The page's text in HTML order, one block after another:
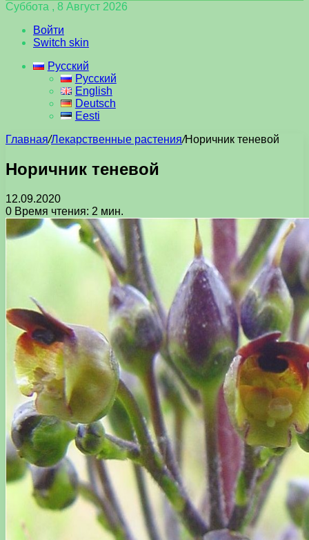
Суббота , 8 Август 2026
Войти
Switch skin
Русский
Русский
English
Deutsch
Eesti
Главная/Лекарственные растения/Норичник теневой
Норичник теневой
12.09.2020
0 Время чтения: 2 мин.